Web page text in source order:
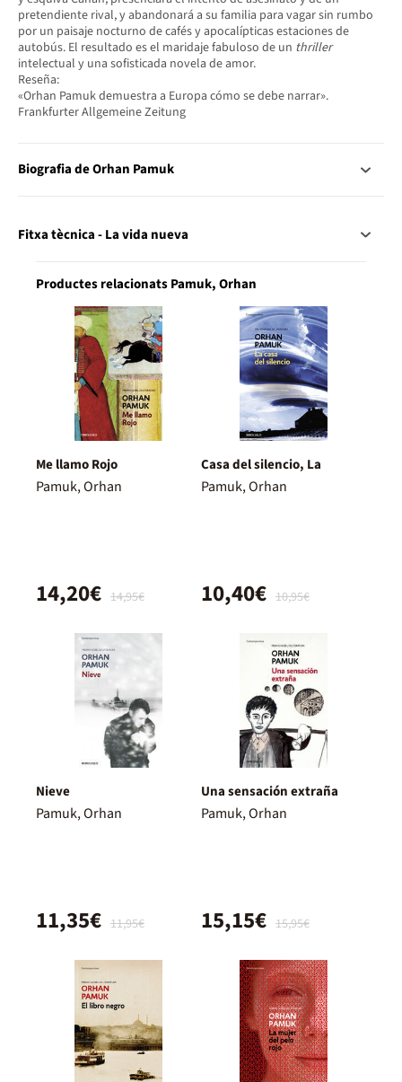
pretendiente rival, y abandonará a su familia para vagar sin rumbo
por un paisaje nocturno de cafés y apocalípticas estaciones de
autobús. El resultado es el maridaje fabuloso de un thriller
intelectual y una sofisticada novela de amor.
Reseña:
«Orhan Pamuk demuestra a Europa cómo se debe narrar».
Frankfurter Allgemeine Zeitung
Biografia de Orhan Pamuk
Fitxa tècnica - La vida nueva
Productes relacionats Pamuk, Orhan
Me llamo Rojo
Pamuk, Orhan
14,95€
14,20€
Casa del silencio, La
Pamuk, Orhan
10,95€
10,40€
Nieve
Pamuk, Orhan
11,95€
11,35€
Una sensación extraña
Pamuk, Orhan
15,95€
15,15€